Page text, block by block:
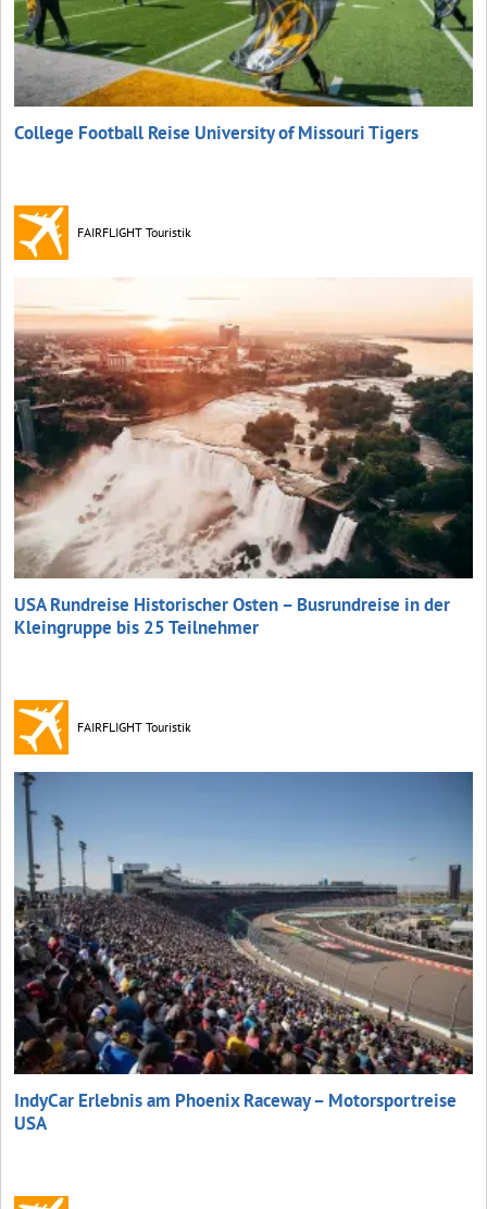
College Football Reise University of Missouri Tigers
FAIRFLIGHT Touristik
USA Rundreise Historischer Osten – Busrundreise in der
Kleingruppe bis 25 Teilnehmer
FAIRFLIGHT Touristik
IndyCar Erlebnis am Phoenix Raceway – Motorsportreise
USA